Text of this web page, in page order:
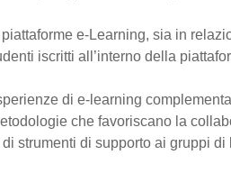
e-Learning, sia in
iscritti all’interno della
di e-learning
che favoriscano la
strumenti di supporto ai gruppi